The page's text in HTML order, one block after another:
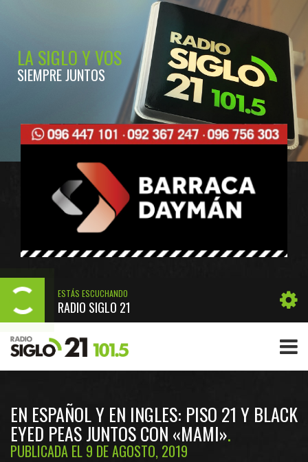
LA SIGLO Y VOS
SIEMPRE JUNTOS
ESTÁS ESCUCHANDO
RADIO SIGLO 21
EN ESPAÑOL Y EN INGLES: PISO 21 Y BLACK
EYED PEAS JUNTOS CON «MAMI»
PUBLICADA EL 9 DE AGOSTO, 2019